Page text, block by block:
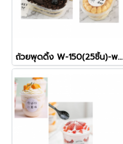
ถ้วยพุดดิ้ง W-150(25ชิ้น)-พร้อมฝา